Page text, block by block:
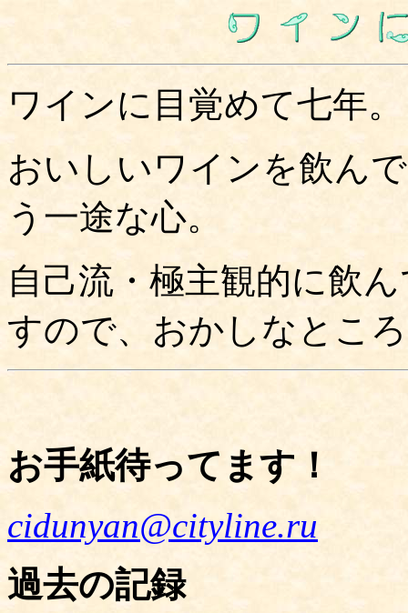
ワインに目覚めて七年。
おいしいワインを飲ん
う一途な心。
自己流・極主観的に飲
すので、おかしなとこ
お手紙待ってます！
cidunyan@cityline.ru
過去の記録